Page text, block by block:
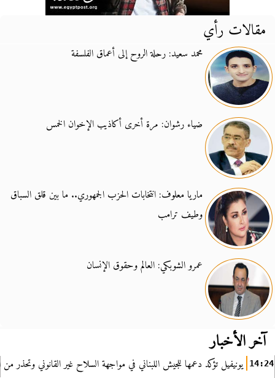
مقالات رأي
محمد سعيد: رحلة الروح إلى أعماق الفلسفة
ضياء رشوان: مرة أخرى أكاذيب الإخوان الخمس
ماريا معلوف: انتخابات الحزب الجمهوري.. ما بين قلق السباق
وطيف ترامب
عمرو الشوبكي: العالم وحقوق الإنسان
آخر الأخبار
14:24 يونيفيل تؤكد دعمها للجيش اللبناني في مواجهة السلاح غير القانوني وتحذر من